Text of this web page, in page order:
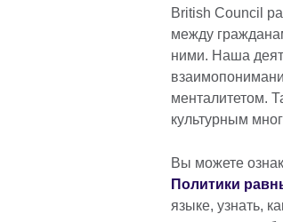
British Council
между
ними. Наша
менталитетом.
культурным
Вы можете
Политики
языке, узнать,